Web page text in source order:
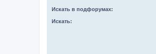
Искать в подфорумах:
Искать: